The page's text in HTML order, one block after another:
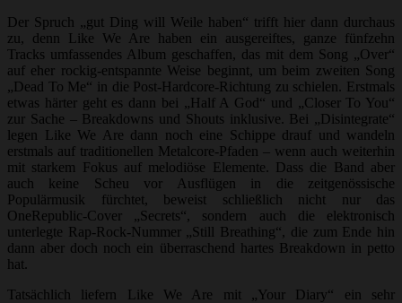
Der Spruch „gut Ding will Weile haben“ trifft hier dann durchaus
zu, denn Like We Are haben ein ausgereiftes, ganze fünfzehn
Tracks umfassendes Album geschaffen, das mit dem Song „Over“
auf eher rockig-entspannte Weise beginnt, um beim zweiten Song
„Dead To Me“ in die Post-Hardcore-Richtung zu schielen. Erstmals
etwas härter geht es dann bei „Half A God“ und „Closer To You“
zur Sache – Breakdowns und Shouts inklusive. Bei „Disintegrate“
legen Like We Are dann noch eine Schippe drauf und wandeln
erstmals auf traditionellen Metalcore-Pfaden – wenn auch weiterhin
mit starkem Fokus auf melodiöse Elemente. Dass die Band aber
auch keine Scheu vor Ausflügen in die zeitgenössische
Populärmusik fürchtet, beweist schließlich nicht nur das
OneRepublic-Cover „Secrets“, sondern auch die elektronisch
unterlegte Rap-Rock-Nummer „Still Breathing“, die zum Ende hin
dann aber doch noch ein überraschend hartes Breakdown in petto
hat.
Tatsächlich liefern Like We Are mit „Your Diary“ ein sehr